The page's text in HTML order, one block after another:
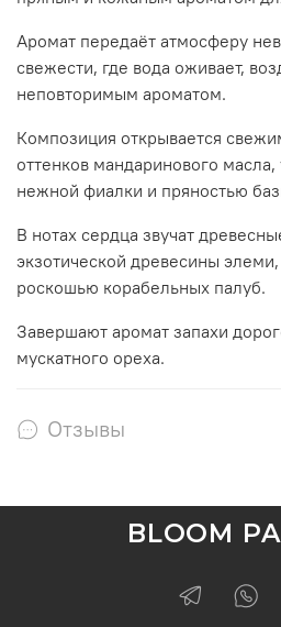
Аромат передаёт атмосферу
свежести, где вода оживает,
неповторимым ароматом.
Композиция открывается
оттенков мандаринового
нежной фиалки и пряностью
В нотах сердца звучат
экзотической древесины
роскошью корабельных палуб.
Завершают аромат запахи
мускатного ореха.
Отзывы
BLOOM